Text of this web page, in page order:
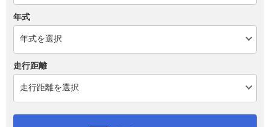
年式
走行距離